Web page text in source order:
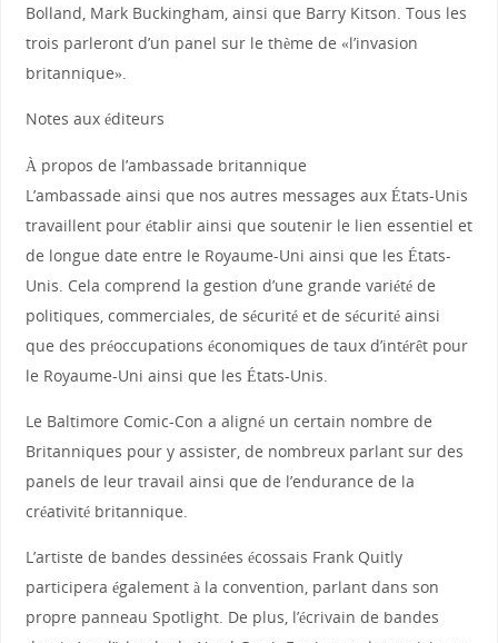
Bolland, Mark Buckingham, ainsi que Barry Kitson. Tous les
trois parleront d’un panel sur le thème de «l’invasion
britannique».
Notes aux éditeurs
À propos de l’ambassade britannique
L’ambassade ainsi que nos autres messages aux États-Unis
travaillent pour établir ainsi que soutenir le lien essentiel et
de longue date entre le Royaume-Uni ainsi que les États-
Unis. Cela comprend la gestion d’une grande variété de
politiques, commerciales, de sécurité et de sécurité ainsi
que des préoccupations économiques de taux d’intérêt pour
le Royaume-Uni ainsi que les États-Unis.
Le Baltimore Comic-Con a aligné un certain nombre de
Britanniques pour y assister, de nombreux parlant sur des
panels de leur travail ainsi que de l’endurance de la
créativité britannique.
L’artiste de bandes dessinées écossais Frank Quitly
participera également à la convention, parlant dans son
propre panneau Spotlight. De plus, l’écrivain de bandes